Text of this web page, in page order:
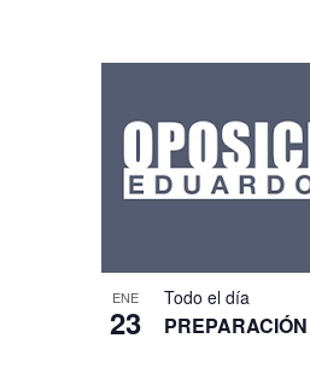
Eventosfecha.
ENE
23
Todo el día